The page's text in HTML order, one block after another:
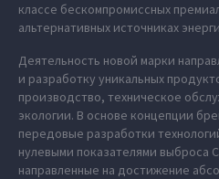
классе бескомпромиссных
альтернативных источниках
Деятельность новой марки
и разработку уникальных
производство, техническое
экологии. В основе концепции
передовые разработки
нулевыми показателями выброса
направленные на достижение